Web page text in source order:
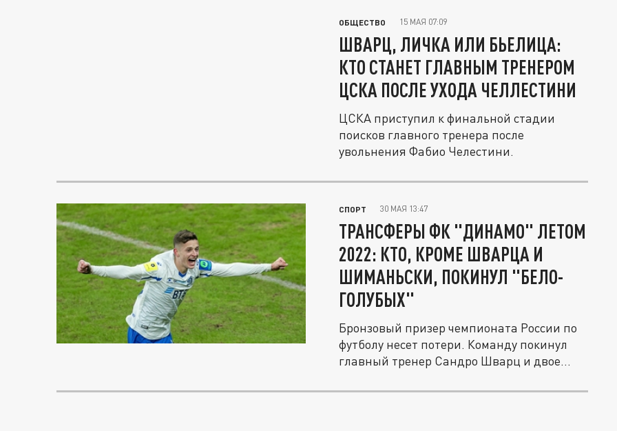
ОБЩЕСТВО 15 МАЯ 07:09
ШВАРЦ, ЛИЧКА ИЛИ БЬЕЛИЦА:
КТО СТАНЕТ ГЛАВНЫМ ТРЕНЕРОМ
ЦСКА ПОСЛЕ УХОДА ЧЕЛЛЕСТИНИ
ЦСКА приступил к финальной стадии
поисков главного тренера после
увольнения Фабио Челестини.
СПОРТ 30 МАЯ 13:47
ТРАНСФЕРЫ ФК "ДИНАМО" ЛЕТОМ
2022: КТО, КРОМЕ ШВАРЦА И
ШИМАНЬСКИ, ПОКИНУЛ "БЕЛО-
ГОЛУБЫХ"
Бронзовый призер чемпионата России по
футболу несет потери. Команду покинул
главный тренер Сандро Шварц и двое...